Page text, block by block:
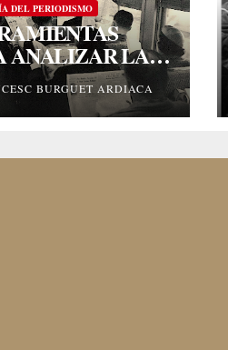
DEL PERIODISMO
ANALIZAR LA
BURGUET ARDIACA